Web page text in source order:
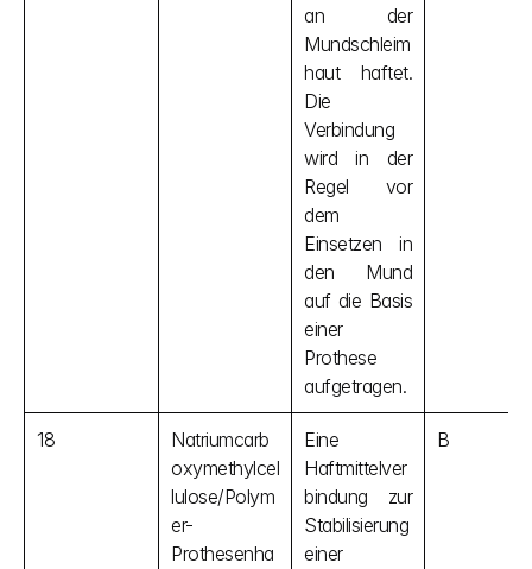
an der
Mundschleim
haut haftet.
Die
Verbindung
wird in der
Regel vor
dem
Einsetzen in
den Mund
auf die Basis
einer
Prothese
aufgetragen.
18
Natriumcarb
oxymethylcel
lulose/Polym
er-
Prothesenha
Eine
Haftmittelver
bindung zur
Stabilisierung
einer
B